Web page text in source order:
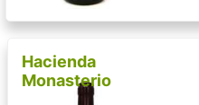
Hacienda
Monasterio